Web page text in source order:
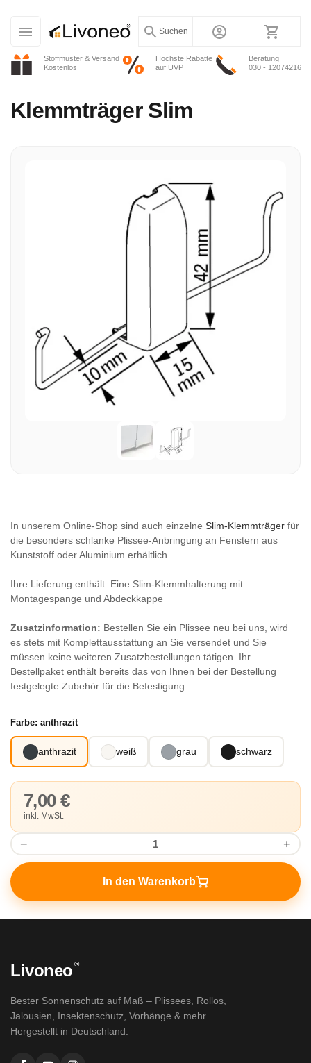
Stoffmuster & Versand
Kostenlos
Höchste Rabatte
auf UVP
Beratung
030 - 12074216
Suchen
Klemmträger Slim
In unserem Online-Shop sind auch einzelne Slim-Klemmträger für
die besonders schlanke Plissee-Anbringung an Fenstern aus
Kunststoff oder Aluminium erhältlich.
Ihre Lieferung enthält: Eine Slim-Klemmhalterung mit
Montagespange und Abdeckkappe
Zusatzinformation: Bestellen Sie ein Plissee neu bei uns, wird
es stets mit Komplettausstattung an Sie versendet und Sie
müssen keine weiteren Zusatzbestellungen tätigen. Ihr
Bestellpaket enthält bereits das von Ihnen bei der Bestellung
festgelegte Zubehör für die Befestigung.
Farbe: anthrazit
anthrazit weiß grau schwarz
7,00 €
inkl. MwSt.
− +
In den Warenkorb
Livoneo ®
Bester Sonnenschutz auf Maß – Plissees, Rollos,
Jalousien, Insektenschutz, Vorhänge & mehr.
Hergestellt in Deutschland.